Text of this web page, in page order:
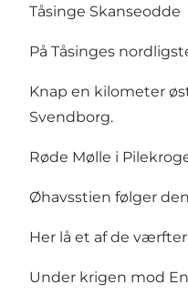
Tåsinge Skanseodde
På Tåsinges
Knap en kilometer
Svendborg.
Røde Mølle i
Øhavsstien følger
Her lå et af de
Under krigen mod